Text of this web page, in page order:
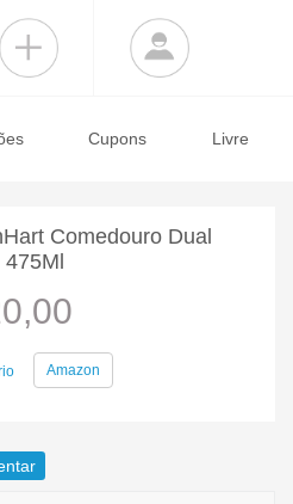
Cupons Livre
Comedouro Dual
Amazon